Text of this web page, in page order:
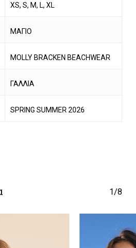
XS, S, M, L, XL
ΜΑΓΙΟ
MOLLY BRACKEN BEACHWEAR
ΓΑΛΛΙΑ
SPRING SUMMER 2026
1/8